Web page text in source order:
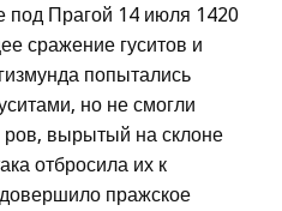
под Прагой 14 июля 1420
сражение гуситов и
попытались
но не смогли
ров, вырытый на склоне
отбросила их к
пражское